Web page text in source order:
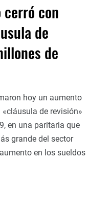
con
de
de
hoy un aumento
de revisión»
en una paritaria que
grande del sector
en los sueldos